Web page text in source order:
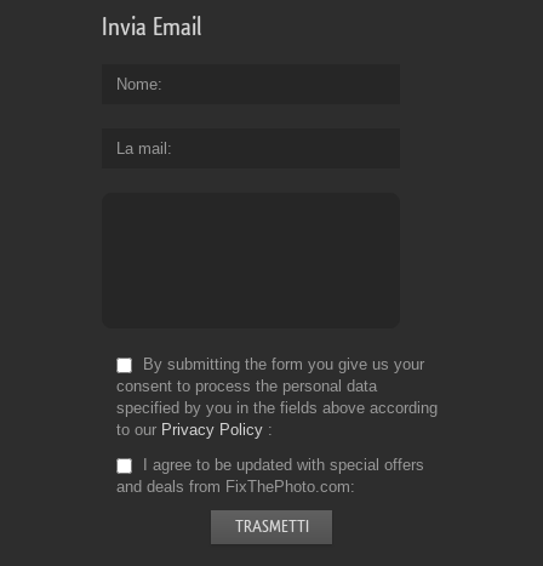
Invia Email
Nome
La mail
By submitting the form you give us your
consent to process the personal data
specified by you in the fields above according
to our Privacy Policy
I agree to be updated with special offers
and deals from FixThePhoto.com